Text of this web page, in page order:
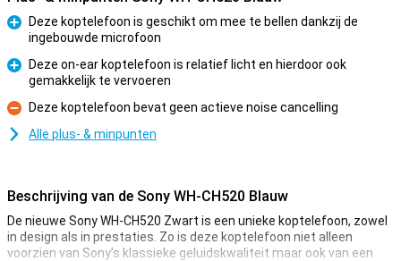
Pluspunt
Deze koptelefoon is geschikt om mee te bellen dankzij de
ingebouwde microfoon
Pluspunt
Deze on-ear koptelefoon is relatief licht en hierdoor ook
gemakkelijk te vervoeren
Minpunt
Deze koptelefoon bevat geen actieve noise cancelling
Alle plus- & minpunten
Beschrijving van de Sony WH-CH520 Blauw
De nieuwe Sony WH-CH520 Zwart is een unieke koptelefoon, zowel
in design als in prestaties. Zo is deze koptelefoon niet alleen
voorzien van Sony’s klassieke geluidskwaliteit maar ook van een